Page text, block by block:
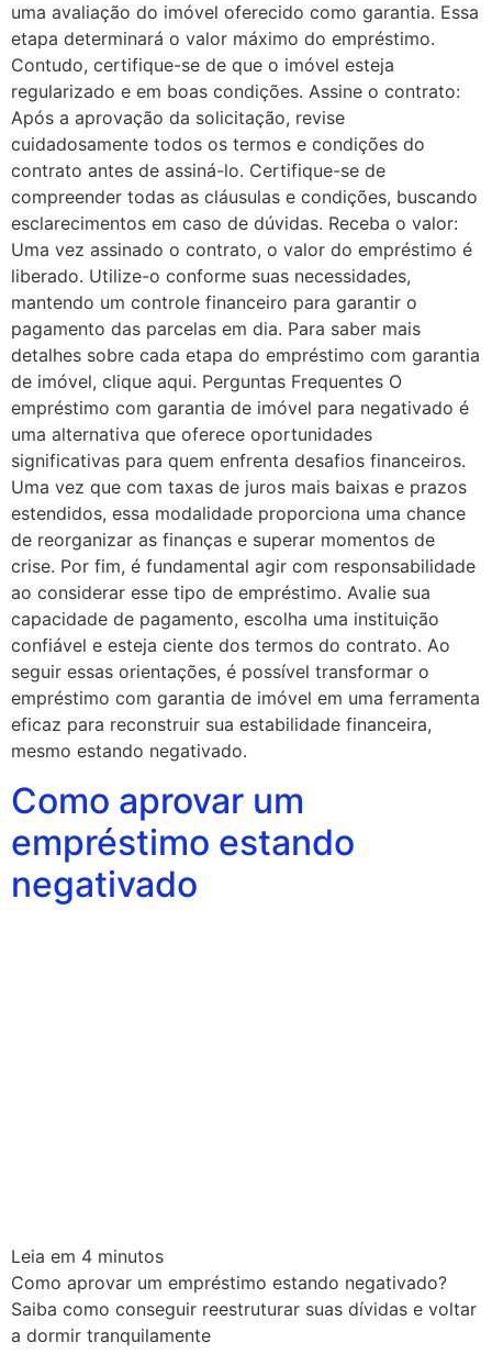
uma avaliação do imóvel oferecido como garantia. Essa
etapa determinará o valor máximo do empréstimo.
Contudo, certifique-se de que o imóvel esteja
regularizado e em boas condições. Assine o contrato:
Após a aprovação da solicitação, revise
cuidadosamente todos os termos e condições do
contrato antes de assiná-lo. Certifique-se de
compreender todas as cláusulas e condições, buscando
esclarecimentos em caso de dúvidas. Receba o valor:
Uma vez assinado o contrato, o valor do empréstimo é
liberado. Utilize-o conforme suas necessidades,
mantendo um controle financeiro para garantir o
pagamento das parcelas em dia. Para saber mais
detalhes sobre cada etapa do empréstimo com garantia
de imóvel, clique aqui. Perguntas Frequentes O
empréstimo com garantia de imóvel para negativado é
uma alternativa que oferece oportunidades
significativas para quem enfrenta desafios financeiros.
Uma vez que com taxas de juros mais baixas e prazos
estendidos, essa modalidade proporciona uma chance
de reorganizar as finanças e superar momentos de
crise. Por fim, é fundamental agir com responsabilidade
ao considerar esse tipo de empréstimo. Avalie sua
capacidade de pagamento, escolha uma instituição
confiável e esteja ciente dos termos do contrato. Ao
seguir essas orientações, é possível transformar o
empréstimo com garantia de imóvel em uma ferramenta
eficaz para reconstruir sua estabilidade financeira,
mesmo estando negativado.
Como aprovar um
empréstimo estando
negativado
Leia em 4 minutos
Como aprovar um empréstimo estando negativado?
Saiba como conseguir reestruturar suas dívidas e voltar
a dormir tranquilamente